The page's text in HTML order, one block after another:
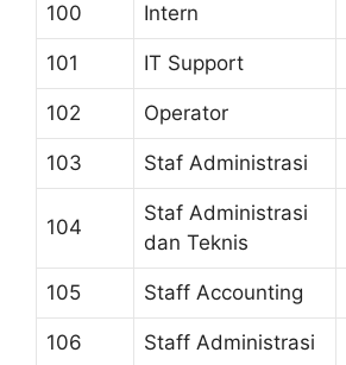
100 Intern
101 IT Support
102 Operator
103 Staf Administrasi
104
Staf Administrasi
dan Teknis
105 Staff Accounting
106 Staff Administrasi